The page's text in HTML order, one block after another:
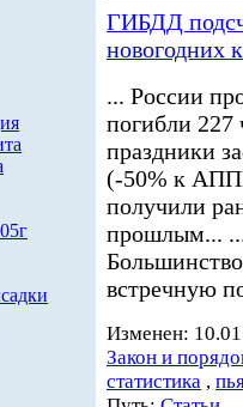
ГИБДД
новогодних
... России
погибли 227
праздники
(-50% к
получили
прошлым... ...
встречную
Изменен:
Закон и
статистика ,